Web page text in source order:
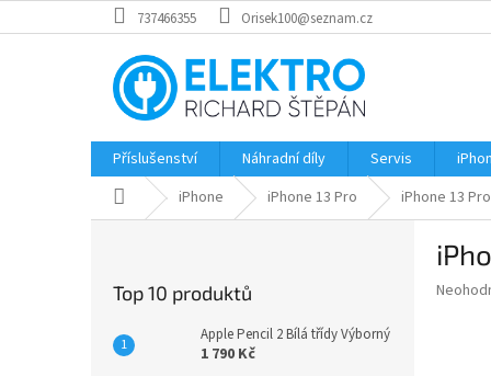
na
737466355 Orisek100@seznam.cz
Příslušenství Náhradní díly Servis
Domů iPhone iPhone 13 Pro iPhone 13
Top 10 produktů
Apple Pencil 2 Bílá třídy Výborný
1 790 Kč